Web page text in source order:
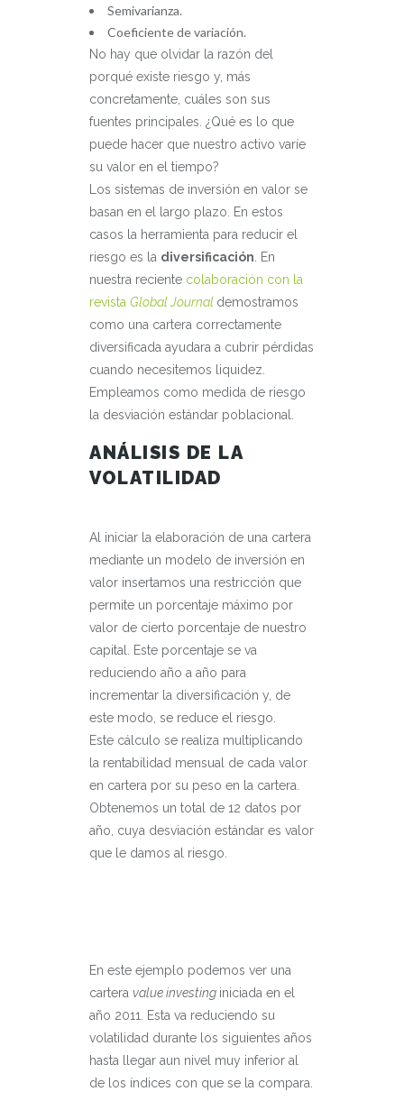
Semivarianza.
Coeficiente de variación.
No hay que olvidar la razón del
porqué existe riesgo y, más
concretamente, cuáles son sus
fuentes principales. ¿Qué es lo que
puede hacer que nuestro activo varíe
su valor en el tiempo?
Los sistemas de inversión en valor se
basan en el largo plazo. En estos
casos la herramienta para reducir el
riesgo es la diversificación . En
nuestra reciente colaboración con la
revista Global Journal demostramos
como una cartera correctamente
diversificada ayudara a cubrir pérdidas
cuando necesitemos liquidez.
Empleamos como medida de riesgo
la desviación estándar poblacional.
ANÁLISIS DE LA
VOLATILIDAD
Al iniciar la elaboración de una cartera
mediante un modelo de inversión en
valor insertamos una restricción que
permite un porcentaje máximo por
valor de cierto porcentaje de nuestro
capital. Este porcentaje se va
reduciendo año a año para
incrementar la diversificación y, de
este modo, se reduce el riesgo.
Este cálculo se realiza multiplicando
la rentabilidad mensual de cada valor
en cartera por su peso en la cartera.
Obtenemos un total de 12 datos por
año, cuya desviación estándar es valor
que le damos al riesgo.
En este ejemplo podemos ver una
cartera value investing iniciada en el
año 2011. Esta va reduciendo su
volatilidad durante los siguientes años
hasta llegar aun nivel muy inferior al
de los índices con que se la compara.